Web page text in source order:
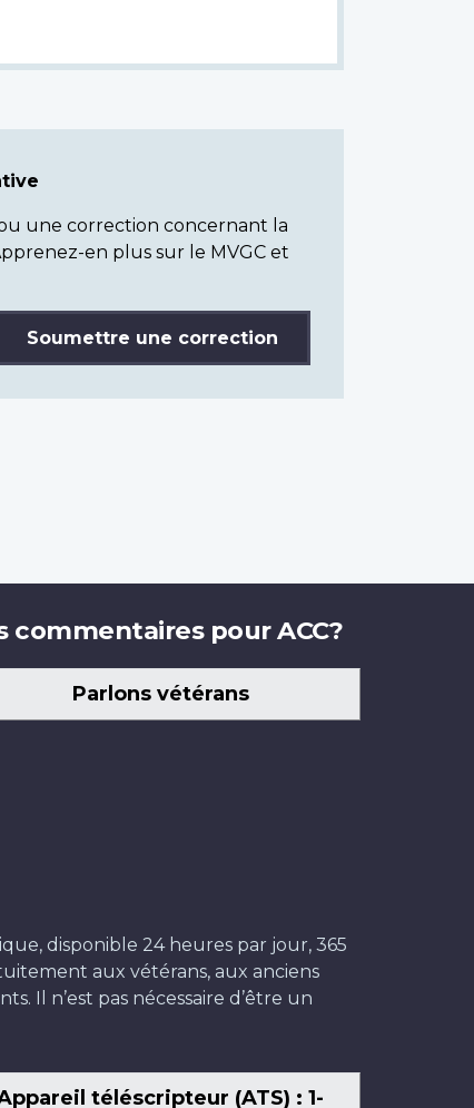
une correction concernant la
en plus sur le MVGC et
Soumettre une correction
commentaires pour ACC?
Parlons vétérans
disponible 24 heures par jour, 365
aux vétérans, aux anciens
Il n’est pas nécessaire d’être un
téléscripteur (ATS) : 1-